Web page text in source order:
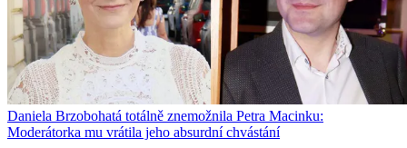
Daniela Brzobohatá totálně znemožnila Petra Macinku:
Moderátorka mu vrátila jeho absurdní chvástání